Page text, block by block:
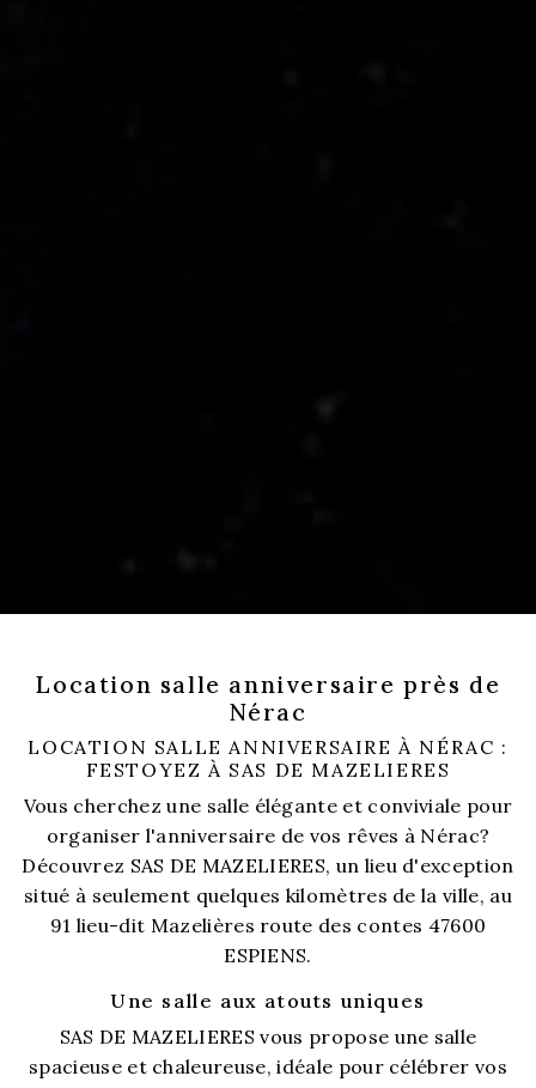
Location salle anniversaire près de
Nérac
LOCATION SALLE ANNIVERSAIRE À NÉRAC :
FESTOYEZ À SAS DE MAZELIERES
Vous cherchez une salle élégante et conviviale pour
organiser l'anniversaire de vos rêves à Nérac?
Découvrez SAS DE MAZELIERES, un lieu d'exception
situé à seulement quelques kilomètres de la ville, au
91 lieu-dit Mazelières route des contes 47600
ESPIENS.
Une salle aux atouts uniques
SAS DE MAZELIERES vous propose une salle
spacieuse et chaleureuse, idéale pour célébrer vos